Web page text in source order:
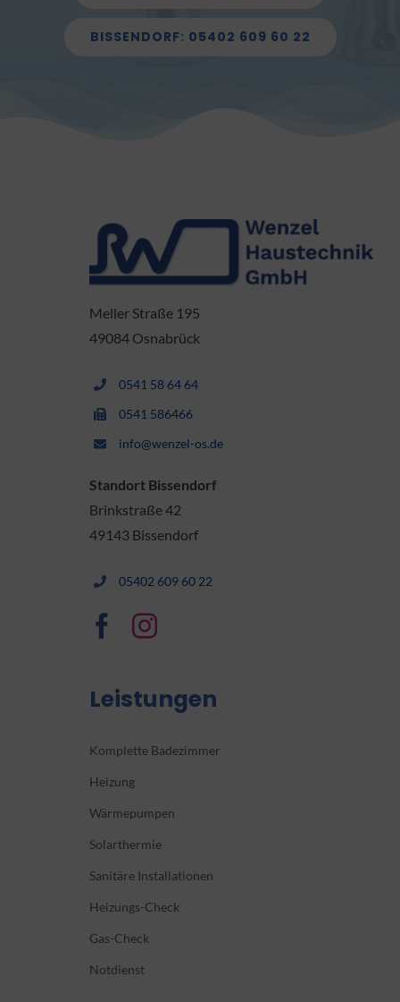
BISSENDORF: 05402 609 60 22
Meller Straße 195
49084 Osnabrück
0541 58 64 64
0541 586466
info@wenzel-os.de
Standort Bissendorf
Brinkstraße 42
49143 Bissendorf
05402 609 60 22
Leistungen
Komplette Badezimmer
Heizung
Wärmepumpen
Solarthermie
Sanitäre Installationen
Heizungs-Check
Gas-Check
Notdienst